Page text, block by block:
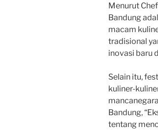
Menurut
Bandung
macam
tradisional
inovasi baru
Selain itu,
kuliner-
Bandung,
tentang